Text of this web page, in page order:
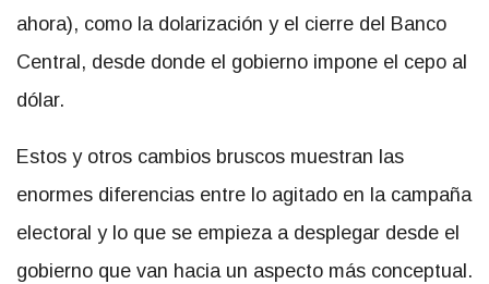
ahora), como la dolarización y el cierre del Banco
Central, desde donde el gobierno impone el cepo al
dólar.
Estos y otros cambios bruscos muestran las
enormes diferencias entre lo agitado en la campaña
electoral y lo que se empieza a desplegar desde el
gobierno que van hacia un aspecto más conceptual.